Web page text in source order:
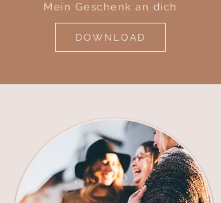
Mein Geschenk an dich
DOWNLOAD